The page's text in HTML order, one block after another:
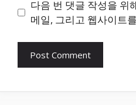
다음 번 댓글 작성을 위
메일, 그리고 웹사이트